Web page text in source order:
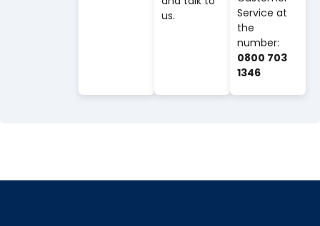
us.
Service at
the
number:
0800 703
1346